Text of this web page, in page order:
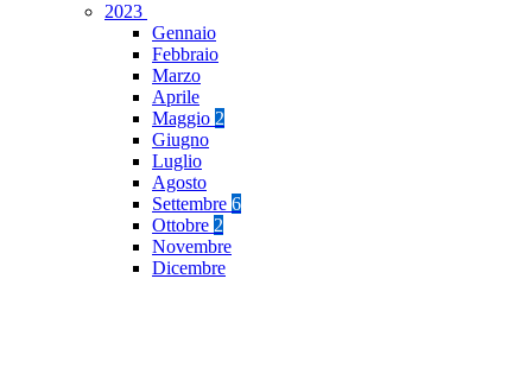
2023
Gennaio
Febbraio
Marzo
Aprile
Maggio 2
Giugno
Luglio
Agosto
Settembre 6
Ottobre 2
Novembre
Dicembre